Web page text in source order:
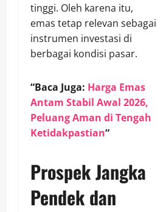
tinggi. Oleh karena itu,
emas tetap relevan sebagai
instrumen investasi di
berbagai kondisi pasar.
“Baca Juga: Harga Emas
Antam Stabil Awal 2026,
Peluang Aman di Tengah
Ketidakpastian“
Prospek Jangka
Pendek dan